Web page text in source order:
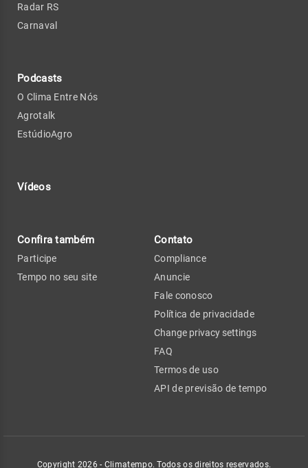
Radar RS
Carnaval
Podcasts
O Clima Entre Nós
Agrotalk
EstúdioAgro
Vídeos
Confira também
Participe
Tempo no seu site
Contato
Compliance
Anuncie
Fale conosco
Política de privacidade
Change privacy settings
FAQ
Termos de uso
API de previsão de tempo
Copyright 2026 - Climatempo. Todos os direitos reservados.